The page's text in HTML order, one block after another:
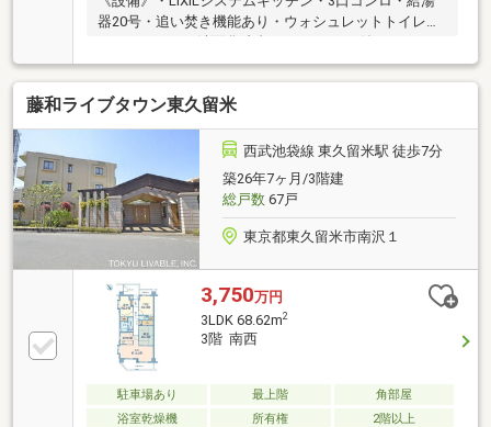
器20号・追い焚き機能あり・ウォシュレットトイレ・
ユニットバス・洗面化粧台・TVモニター付きインター
ホン・照明器具（ダウンライト・調光式スポットライ
ト）・大型シューズボックス・室内洗濯機置き場◇
東・南の2面採光◇東向きバルコニー《リフォーム工
事中》・2026年7月上旬完了予定・・壁紙張替え、キ
ッチンコンロ交換 など《リフォーム履歴あり》・
2015年7月・・キッチン、浴室、トイレ、洗面化粧台
交換・全フローリング貼替・全壁、天井クロス貼替・
リビング、トイレドア交換・給湯器交換 など住戸
数:18戸
藤和ライブタウン東久留米
西武池袋線 東久留米駅 徒歩7分
築26年7ヶ月/3階建
総戸数67戸
東京都東久留米市南沢１
3,750万円
3LDK 68.62m2
3階 南西
駐車場あり 最上階
角部屋
浴室乾燥機
所有権 2階以上